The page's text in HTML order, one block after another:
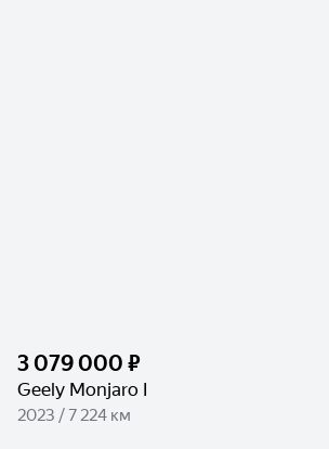
3 079 000 ₽
Geely Monjaro I
2023 / 7 224 км